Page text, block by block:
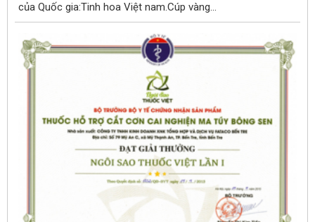
của Quốc gia:Tinh hoa Việt nam.Cúp vàng...